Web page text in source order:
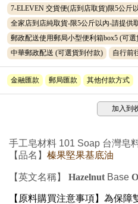
7-ELEVEN 交貨便(店到店取貨)限5公斤
全家店到店純取貨-限5公斤以內-請提供
郵政配送使用郵局小型便利箱box5 (可選
中華郵政配送 (可選貨到付款) 自行前
金融匯款 郵局匯款 其他付款方式
加入到
手工皂材料 101 Soap 台灣皂
【品名】 榛果堅果基底油
【英文名稱】 Hazelnut Base
【原料購買注意事項】為保